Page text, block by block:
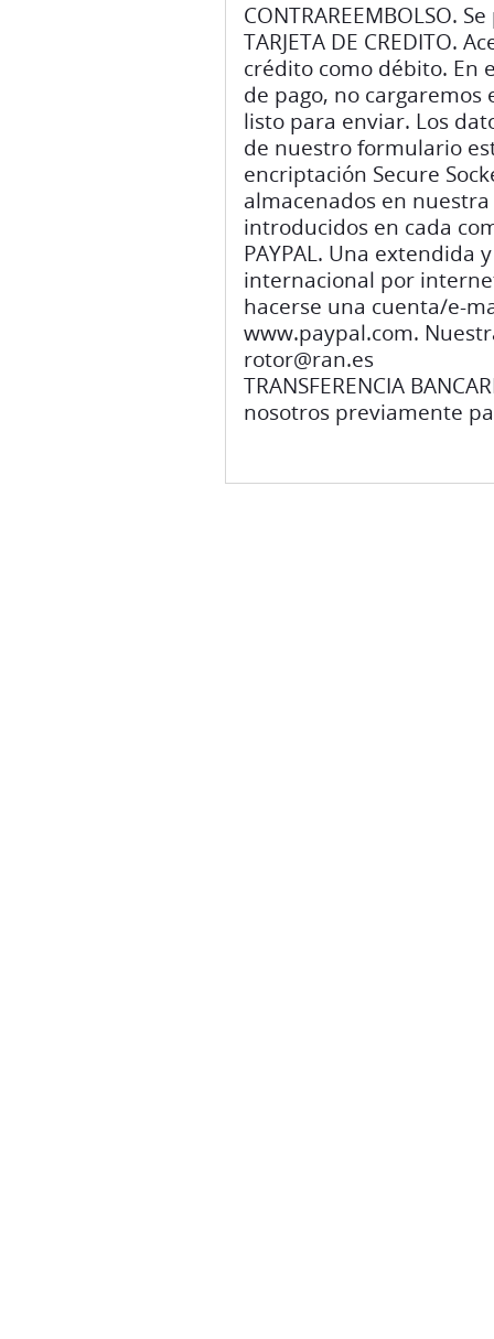
CONTRAREEMBOLSO.
TARJETA DE CREDITO.
crédito como débito. En
de pago, no
listo para enviar. Los
de nuestro formulario
encriptación Secure
almacenados en
introducidos en cada
PAYPAL. Una extendida
internacional por
hacerse una cuenta/e-
www.paypal.com.
rotor@ran.es
TRANSFERENCIA
nosotros previamente